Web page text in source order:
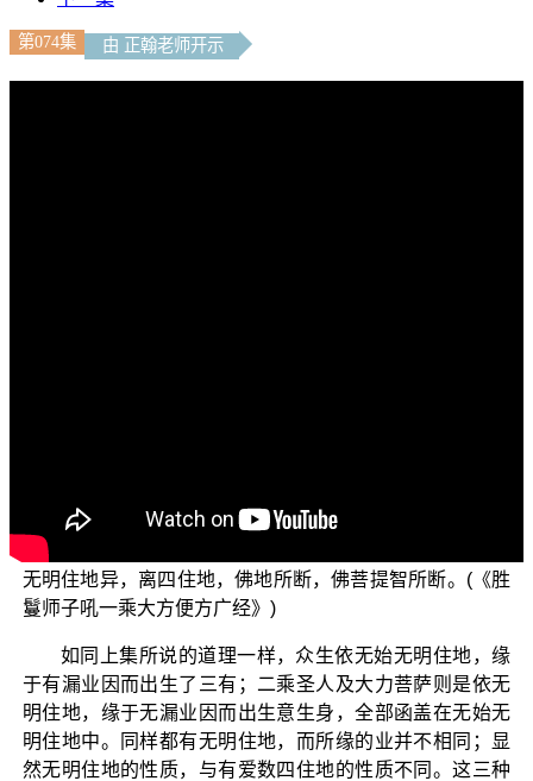
第074集 由 正翰老师开示
经文：
无明住地异，离四住地，佛地所断，佛菩提智所断。(《胜
鬘师子吼一乘大方便方广经》)
如同上集所说的道理一样，众生依无始无明住地，缘
于有漏业因而出生了三有；二乘圣人及大力菩萨则是依无
明住地，缘于无漏业因而出生意生身，全部函盖在无始无
明住地中。同样都有无明住地，而所缘的业并不相同；显
然无明住地的性质，与有爱数四住地的性质不同。这三种